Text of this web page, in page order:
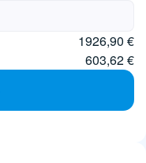
1926,90 €
603,62 €